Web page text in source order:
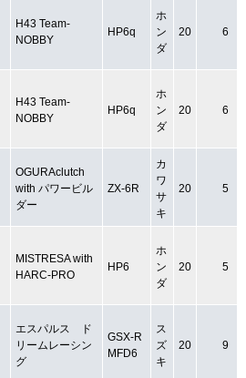
H43 Team-
NOBBY
HP6q
ホ
ン
ダ
20 6
H43 Team-
NOBBY
HP6q
ホ
ン
ダ
20 6
OGURAclutch
with パワービル
ダー
ZX-6R
カ
ワ
サ
キ
20 5
MISTRESA with
HARC-PRO
HP6
ホ
ン
ダ
20 5
エスパルス ド
リームレーシン
グ
GSX-R
MFD6
ス
ズ
キ
20 9